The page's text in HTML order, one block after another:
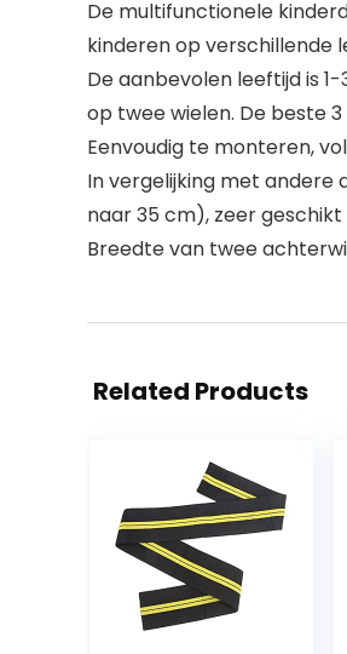
De multifunctionele
kinderen op verschillende
De aanbevolen leeftijd is
op twee wielen. De beste
Eenvoudig te monteren,
In vergelijking met andere
naar 35 cm), zeer
Breedte van twee
Related Products